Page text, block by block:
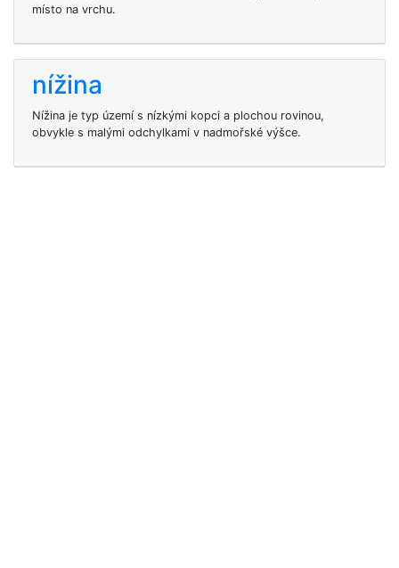
místo na vrchu.
nížina
Nížina je typ území s nízkými kopci a plochou rovinou,
obvykle s malými odchylkami v nadmořské výšce.